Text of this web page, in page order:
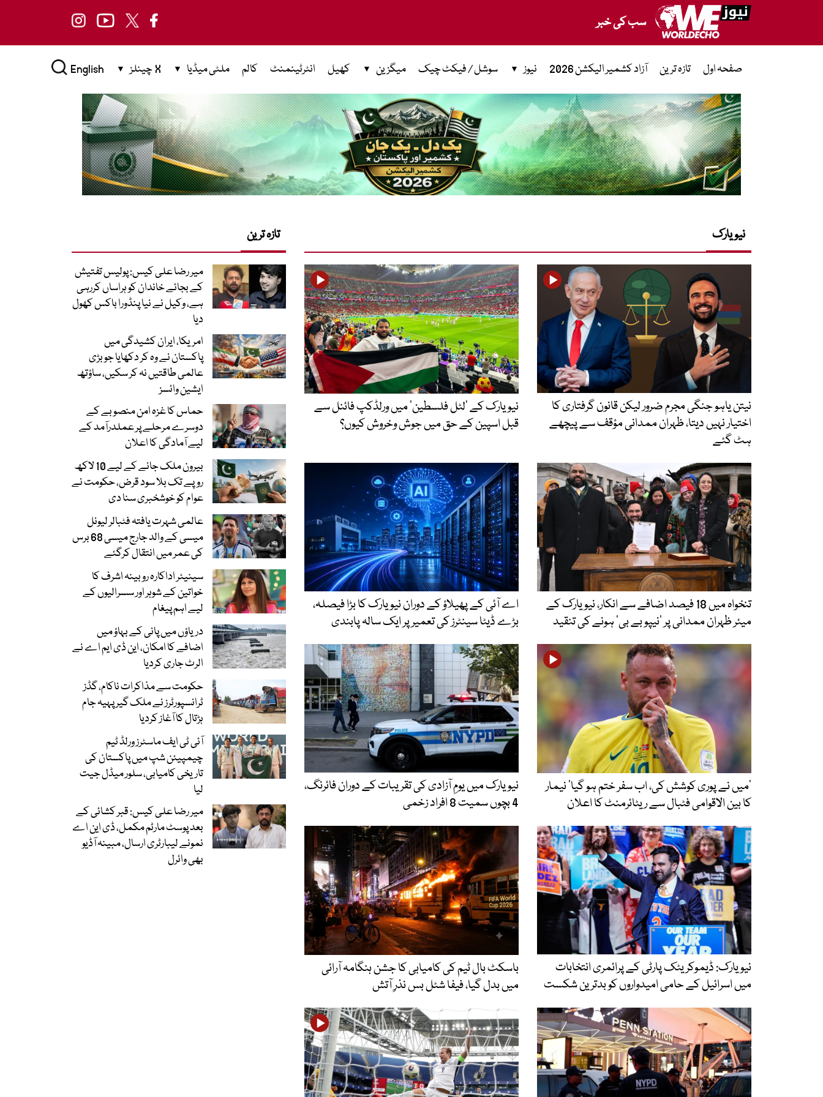
سب کی خبر
صفحہ اول تازہ ترین آزاد کشمیر الیکشن 2026 نیوز سوشل / فیکٹ چیک میگزین کھیل انٹرٹینمنٹ کالم ملٹی میڈیا X چینلز English
نیویارک
نیتن یاہو جنگی مجرم ضرور لیکن قانون گرفتاری کا
اختیار نہیں دیتا، ظہران ممدانی مؤقف سے پیچھے
ہٹ گئے
نیویارک کے ’لٹل فلسطین‘ میں ورلڈکپ فائنل سے
قبل اسپین کے حق میں جوش وخروش کیوں؟
تنخواہ میں 18 فیصد اضافے سے انکار، نیویارک کے
میئر ظہران ممدانی پر ’نیپو بے بی‘ ہونے کی تنقید
اے آئی کے پھیلاؤ کے دوران نیویارک کا بڑا فیصلہ،
بڑے ڈیٹا سینٹرز کی تعمیر پر ایک سالہ پابندی
’میں نے پوری کوشش کی، اب سفر ختم ہو گیا‘ نیمار
کا بین الاقوامی فٹبال سے ریٹائرمنٹ کا اعلان
نیویارک میں یومِ آزادی کی تقریبات کے دوران فائرنگ،
4 بچوں سمیت 8 افراد زخمی
نیویارک: ڈیموکریٹک پارٹی کے پرائمری انتخابات
میں اسرائیل کے حامی امیدواروں کو بدترین شکست
باسکٹ بال ٹیم کی کامیابی کا جشن ہنگامہ آرائی
میں بدل گیا، فیفا شٹل بس نذرِ آتش
تازہ ترین
میر رضا علی کیس: پولیس تفتیش
کے بجائے خاندان کو ہراساں کررہی
ہے، وکیل نے نیا پنڈورا باکس کھول
دیا
امریکا، ایران کشیدگی میں
پاکستان نے وہ کر دکھایا جو بڑی
عالمی طاقتیں نہ کر سکیں، ساؤتھ
ایشین وائسز
حماس کا غزہ امن منصوبے کے
دوسرے مرحلے پر عملدرآمد کے
لیے آمادگی کا اعلان
بیرون ملک جانے کے لیے 10 لاکھ
روپے تک بلا سود قرض، حکومت نے
عوام کو خوشخبری سنا دی
عالمی شہرت یافتہ فٹبالر لیونل
میسی کے والد جارج میسی 68 برس
کی عمر میں انتقال کرگئے
سینیئر اداکارہ روبینہ اشرف کا
خواتین کے شوہر اور سسرالیوں کے
لیے اہم پیغام
دریاؤں میں پانی کے بہاؤ میں
اضافے کا امکان، این ڈی ایم اے نے
الرٹ جاری کردیا
حکومت سے مذاکرات ناکام، گڈز
ٹرانسپورٹرز نے ملک گیر پہیہ جام
ہڑتال کا آغاز کردیا
آئی ٹی ایف ماسٹرز ورلڈ ٹیم
چیمپیئن شپ میں پاکستان کی
تاریخی کامیابی، سلور میڈل جیت
لیا
میر رضا علی کیس: قبر کشائی کے
بعد پوسٹ مارٹم مکمل، ڈی این اے
نمونے لیبارٹری ارسال، مبینہ آڈیو
بھی وائرل